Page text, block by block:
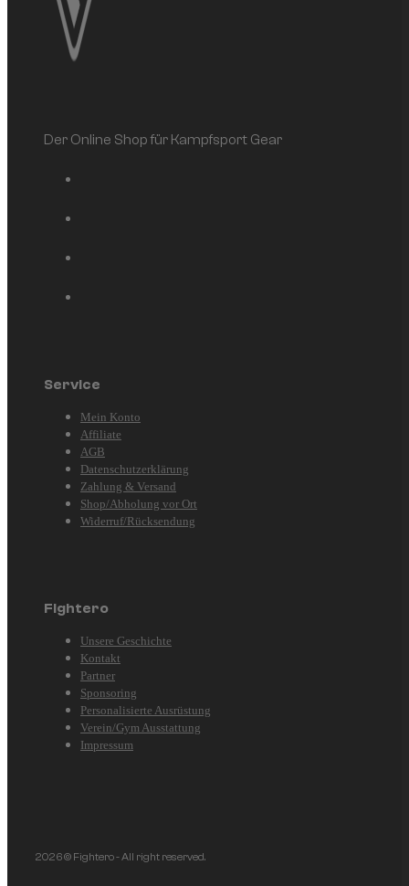
Der Online Shop für Kampfsport Gear
Service
Mein Konto
Affiliate
AGB
Datenschutzerklärung
Zahlung & Versand
Shop/Abholung vor Ort
Widerruf/Rücksendung
Fightero
Unsere Geschichte
Kontakt
Partner
Sponsoring
Personalisierte Ausrüstung
Verein/Gym Ausstattung
Impressum
2026 © Fightero - All right reserved.